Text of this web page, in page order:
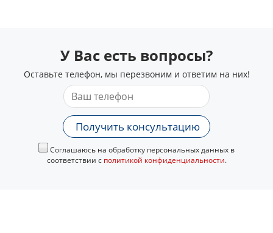
У Вас есть вопросы?
Оставьте телефон, мы перезвоним и ответим на них!
Получить консультацию
Соглашаюсь на обработку персональных данных в
соответствии с политикой конфиденциальности.